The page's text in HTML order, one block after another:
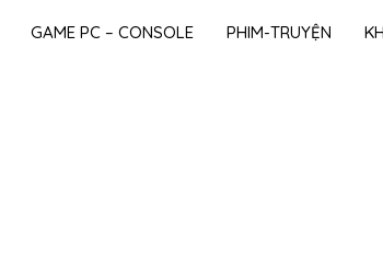
GAME PC – CONSOLE PHIM-TRUYỆN